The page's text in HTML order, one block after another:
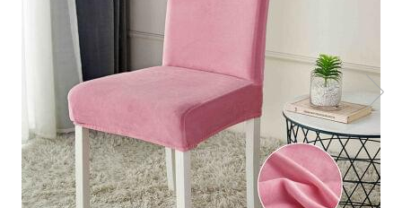
Cearceaf cu elastic
Cearceaf normal
Lenjerii De Pat Creponate
Lenjerii De Pat Bumbac Poplin 2
Persoane
Lenjerii De Pat Bumbac Poplin,
Matlasate, 2 Persoane
Lenjerii De Pat Bumbac Satinat 2
Persoane